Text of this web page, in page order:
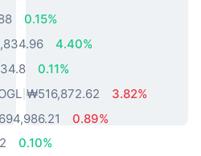
0.15%
4.40%
0.11%
₩516,872.62
3.82%
0.89%
0.10%